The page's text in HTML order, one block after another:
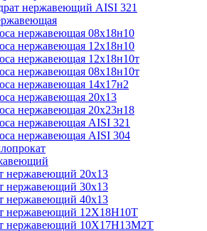
нержавеющий AISI 321
нержавеющая 08х18н10
нержавеющая 12х18н10
нержавеющая 12х18н10т
нержавеющая 08х18н10т
нержавеющая 14х17н2
нержавеющая 20х13
нержавеющая 20х23н18
нержавеющая AISI 321
нержавеющая AISI 304
нержавеющий 20х13
нержавеющий 30х13
нержавеющий 40х13
нержавеющий 12Х18Н10Т
нержавеющий 10Х17Н13М2T